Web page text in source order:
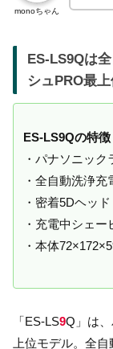
monoちゃん
ES-LS9Qは
シュPRO最
ES-LS9Qの特徴
・パナソニッ
・全自動洗浄
・密着5Dヘッ
・充電中シェ
・本体
「ES-LS9Q」は
上位モデル。全